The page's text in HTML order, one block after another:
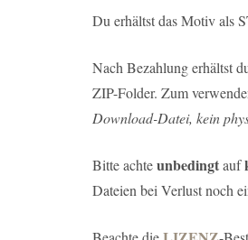
Du erhältst das Motiv als
Nach Bezahlung erhältst
ZIP-Folder. Zum
Download-Datei, kein
Bitte achteunbedingtauf
Dateien bei Verlust noch